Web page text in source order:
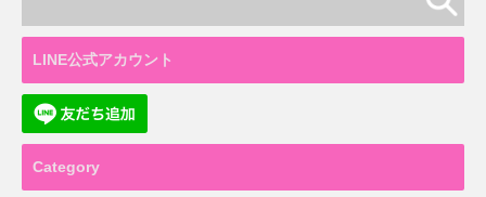
LINE公式アカウント
Category